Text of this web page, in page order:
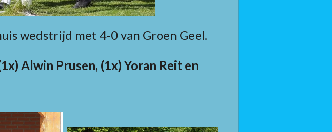
wedstrijd met 4-0 van Groen Geel.
Alwin Prusen, (1x) Yoran Reit en